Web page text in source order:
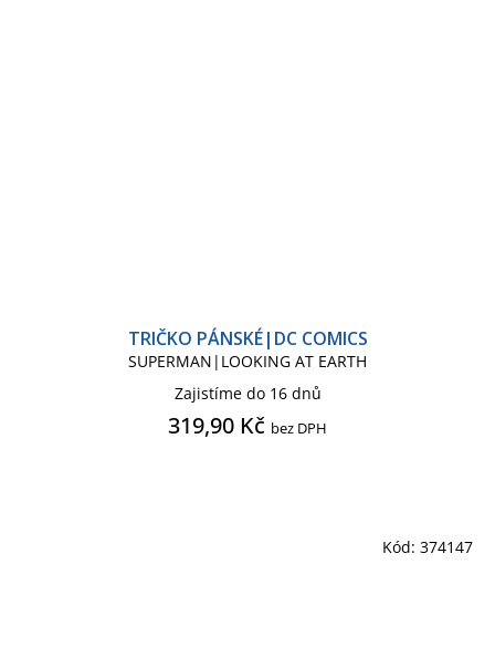
TRIČKO PÁNSKÉ|DC COMICS
SUPERMAN|LOOKING AT EARTH
Zajistíme do 16 dnů
319,90 Kč bez DPH
Kód: 374147